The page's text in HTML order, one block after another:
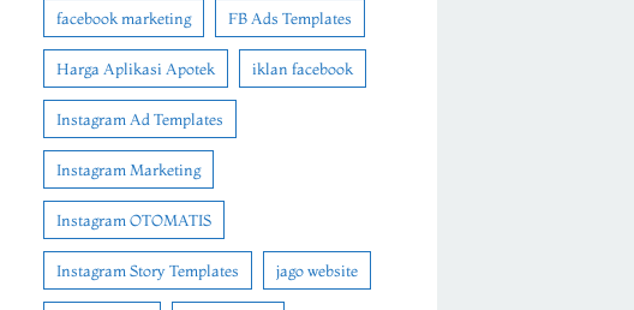
facebook marketing FB Ads Templates
Harga Aplikasi Apotek iklan facebook
Instagram Ad Templates
Instagram Marketing
Instagram OTOMATIS
Instagram Story Templates jago website